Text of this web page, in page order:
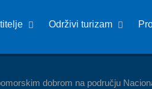
Održivi turizam
dobrom na području